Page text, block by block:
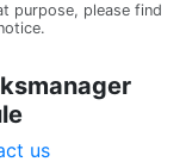
purpose, please find
us